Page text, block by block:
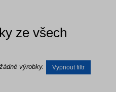
ze všech
výrobky. Vypnout filtr